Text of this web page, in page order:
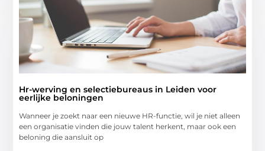
Hr-werving en selectiebureaus in Leiden voor
eerlijke beloningen
Wanneer je zoekt naar een nieuwe HR-functie, wil je niet alleen
een organisatie vinden die jouw talent herkent, maar ook een
beloning die aansluit op